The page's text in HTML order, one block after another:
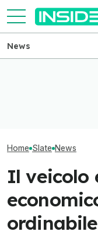
News
Home Slate News
Il veicolo